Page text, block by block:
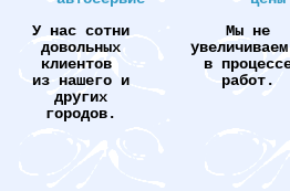
У нас сотни
довольных
клиентов
из нашего и
других
городов.
Мы не
в
работ.